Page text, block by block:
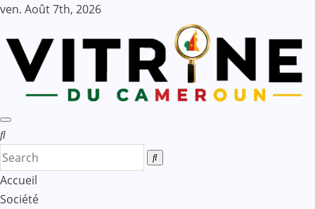
Skip
content
ven. Août 7th, 2026
Accueil
Société